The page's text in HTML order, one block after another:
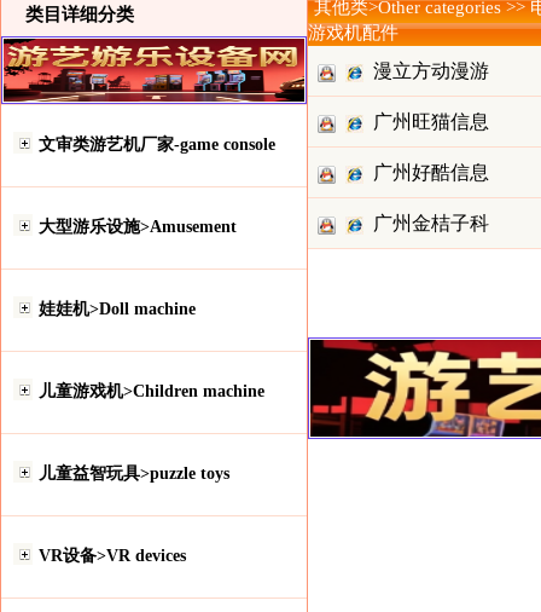
类目详细分类
文审类游艺机厂家-game console
大型游乐设施>Amusement
娃娃机>Doll machine
儿童游戏机>Children machine
儿童益智玩具>puzzle toys
VR设备>VR devices
其他类>Other categories >>
游戏机配件
漫立方动漫游
艺配件城广州旺猫信息
科技有限广州好酷信息
科技有限广州金桔子科